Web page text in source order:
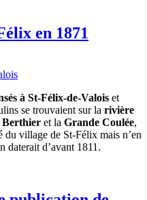
en 1871
à St-Félix-de-Valois et
se trouvaient sur la rivière
et la Grande Coulée,
du village de St-Félix mais n’en
daterait d’avant 1811.